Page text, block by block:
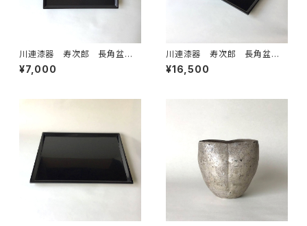
川連漆器 寿次郎 長角盆
小
¥7,000
川連漆器 寿次郎 長角盆
大 ⓵
¥16,500